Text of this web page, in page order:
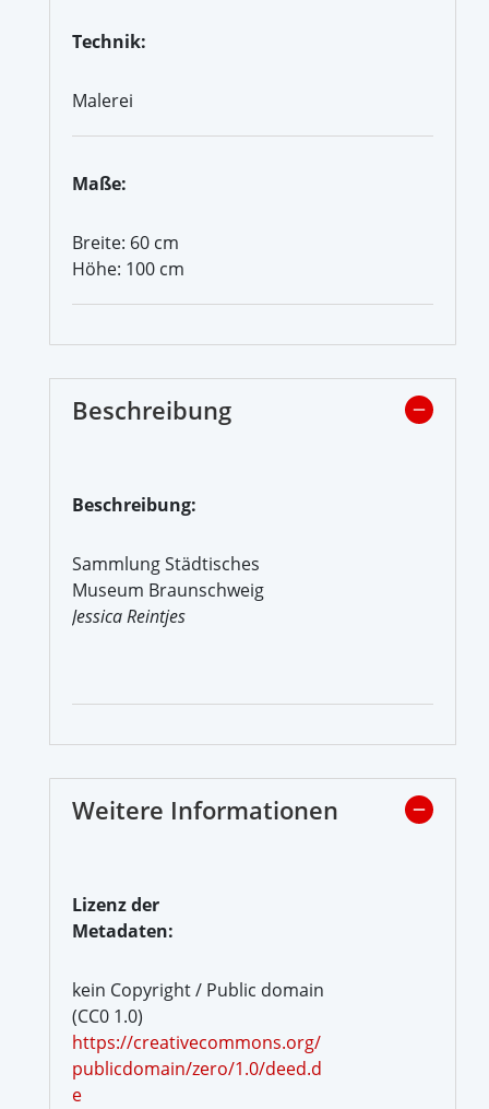
Technik:
Malerei
Maße:
Breite: 60 cm
Höhe: 100 cm
Beschreibung
Beschreibung:
Sammlung Städtisches
Museum Braunschweig
Jessica Reintjes
Weitere Informationen
Lizenz der
Metadaten:
kein Copyright / Public domain
(CC0 1.0)
https://creativecommons.org/
publicdomain/zero/1.0/deed.d
e